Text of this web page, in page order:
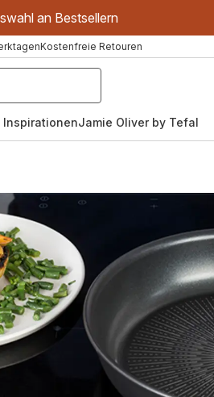
an Bestsellern
Kostenfreie Retouren
InspirationenJamie Oliver by Tefal